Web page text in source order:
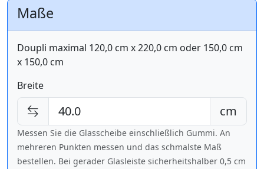
Maße
Doupli maximal 120,0 cm x 220,0 cm oder 150,0 cm
x 150,0 cm
Breite
cm
Messen Sie die Glasscheibe einschließlich Gummi. An
mehreren Punkten messen und das schmalste Maß
bestellen. Bei gerader Glasleiste sicherheitshalber 0,5 cm